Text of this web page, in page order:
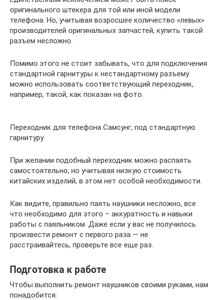
оригинального штекера для той или иной модели
телефона. Но, учитывая возросшее количество «левых»
производителей оригинальных запчастей, купить такой
разъем несложно.
Помимо этого не стоит забывать, что для подключения
стандартной гарнитуры к нестандартному разъему
можно использовать соответствующий переходник,
например, такой, как показан на фото.
Переходник для телефона Самсунг, под стандартную
гарнитуру
При желании подобный переходник можно распаять
самостоятельно, но учитывая низкую стоимость
китайских изделий, в этом нет особой необходимости.
Как видите, правильно паять наушники несложно, все
что необходимо для этого – аккуратность и навыки
работы с паяльником. Даже если у вас не получилось
произвести ремонт с первого раза — не
расстраивайтесь, проверьте все еще раз.
Подготовка к работе
Чтобы выполнить ремонт наушников своими руками, нам
понадобится: